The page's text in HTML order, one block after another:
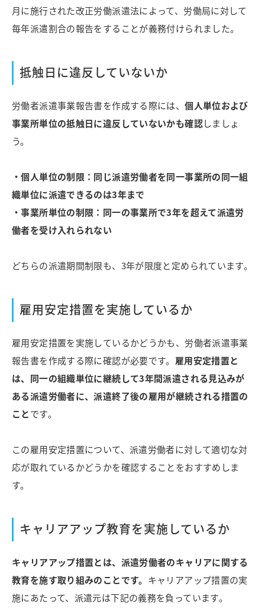
月に施行された改正労働派遣法によって、労働局に対して
毎年派遣割合の報告をすることが義務付けられました。
抵触日に違反していないか
労働者派遣事業報告書を作成する際には、個人単位および
事業所単位の抵触日に違反していないかも確認しましょ
う。
・個人単位の制限：同じ派遣労働者を同一事業所の同一組
織単位に派遣できるのは3年まで
・事業所単位の制限：同一の事業所で3年を超えて派遣労
働者を受け入れられない
どちらの派遣期間制限も、3年が限度と定められています。
雇用安定措置を実施しているか
雇用安定措置を実施しているかどうかも、労働者派遣事業
報告書を作成する際に確認が必要です。 雇用安定措置と
は、同一の組織単位に継続して3年間派遣される見込みが
ある派遣労働者に、派遣終了後の雇用が継続される措置の
ことです。
この雇用安定措置について、派遣労働者に対して適切な対
応が取れているかどうかを確認することをおすすめしま
す。
キャリアアップ教育を実施しているか
キャリアアップ措置とは、派遣労働者のキャリアに関する
教育を施す取り組みのことです。 キャリアアップ措置の実
施にあたって、派遣元は下記の義務を負っています。